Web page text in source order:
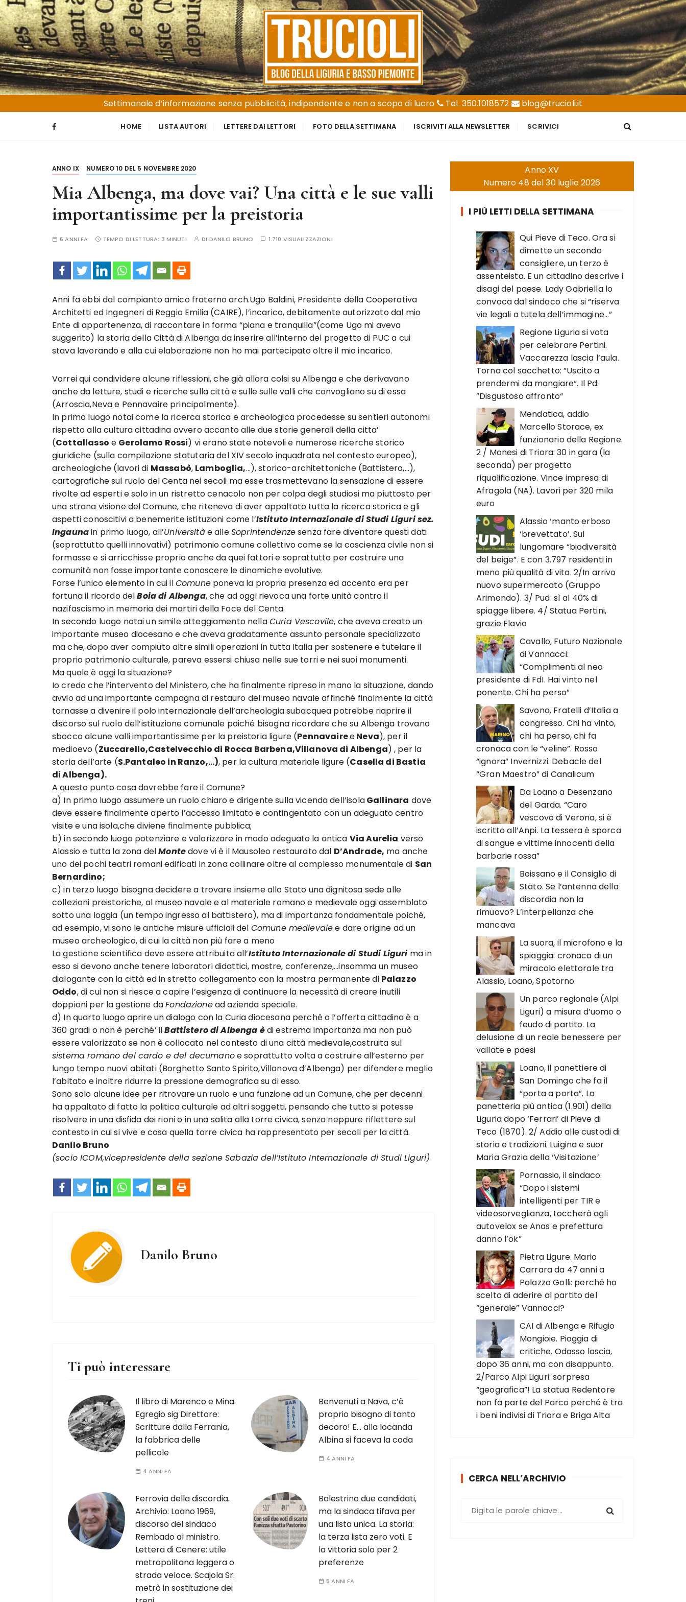
S
a
l
t
a
a
l
c
Trucioli
Liguria e Basso Piemonte
Settimanale d’informazione senza pubblicità, indipendente e non a scopo di lucro
Tel. 350.1018572 blog@trucioli.it
HOME LISTA AUTORI LETTERE DAI LETTORI FOTO DELLA SETTIMANA ISCRIVITI ALLA NEWSLETTER SCRIVICI
ANNO IX NUMERO 10 DEL 5 NOVEMBRE 2020
Mia Albenga, ma dove vai? Una città e le sue valli
importantissime per la preistoria
6 ANNI FA TEMPO DI LETTURA: 3 MINUTI DI DANILO BRUNO 1.710 VISUALIZZAZIONI
Anni fa ebbi dal compianto amico fraterno arch.Ugo Baldini, Presidente della Cooperativa
Architetti ed Ingegneri di Reggio Emilia (CAIRE), l’incarico, debitamente autorizzato dal mio
Ente di appartenenza, di raccontare in forma “piana e tranquilla”(come Ugo mi aveva
suggerito) la storia della Città di Albenga da inserire all’interno del progetto di PUC a cui
stava lavorando e alla cui elaborazione non ho mai partecipato oltre il mio incarico.
Vorrei qui condividere alcune riflessioni, che già allora colsi su Albenga e che derivavano
anche da letture, studi e ricerche sulla città e sulle sulle valli che convogliano su di essa
(Arroscia,Neva e Pennavaire principalmente).
In primo luogo notai come la ricerca storica e archeologica procedesse su sentieri autonomi
rispetto alla cultura cittadina ovvero accanto alle due storie generali della citta’
(Cottallasso e Gerolamo Rossi) vi erano state notevoli e numerose ricerche storico
giuridiche (sulla compilazione statutaria del XIV secolo inquadrata nel contesto europeo),
archeologiche (lavori di Massabò, Lamboglia,…), storico-architettoniche (Battistero,…),
cartografiche sul ruolo del Centa nei secoli ma esse trasmettevano la sensazione di essere
rivolte ad esperti e solo in un ristretto cenacolo non per colpa degli studiosi ma piuttosto per
una strana visione del Comune, che riteneva di aver appaltato tutta la ricerca storica e gli
aspetti conoscitivi a benemerite istituzioni come l’Istituto Internazionale di Studi Liguri sez.
Ingaunain primo luogo, all’Universitàe alleSoprintendenzesenza fare diventare questi dati
(soprattutto quelli innovativi) patrimonio comune collettivo come se la coscienza civile non si
formasse e si arricchisse proprio anche da quei fattori e soprattutto per costruire una
comunità non fosse importante conoscere le dinamiche evolutive.
Forse l’unico elemento in cui ilComuneponeva la propria presenza ed accento era per
fortuna il ricordo delBoia di Albenga, che ad oggi rievoca una forte unità contro il
nazifascismo in memoria dei martiri della Foce del Centa.
In secondo luogo notai un simile atteggiamento nellaCuria Vescovile, che aveva creato un
importante museo diocesano e che aveva gradatamente assunto personale specializzato
ma che, dopo aver compiuto altre simili operazioni in tutta Italia per sostenere e tutelare il
proprio patrimonio culturale, pareva essersi chiusa nelle sue torri e nei suoi monumenti.
Ma quale è oggi la situazione?
Io credo che l’intervento del Ministero, che ha finalmente ripreso in mano la situazione, dando
avvio ad una importante campagna di restauro del museo navale affinché finalmente la città
tornasse a divenire il polo internazionale dell’archeologia subacquea potrebbe riaprire il
discorso sul ruolo dell’istituzione comunale poiché bisogna ricordare che su Albenga trovano
sbocco alcune valli importantissime per la preistoria ligure (PennavaireeNeva), per il
medioevo (Zuccarello,Castelvecchio di Rocca Barbena,Villanova di Albenga) , per la
storia dell’arte (S.Pantaleo in Ranzo,…), per la cultura materiale ligure (Casella di Bastia
di Albenga).
A questo punto cosa dovrebbe fare il Comune?
a) In primo luogo assumere un ruolo chiaro e dirigente sulla vicenda dell’isolaGallinara dove
deve essere finalmente aperto l’accesso limitato e contingentato con un adeguato centro
visite e una isola,che diviene finalmente pubblica;
b) in secondo luogo potenziare e valorizzare in modo adeguato la antica Via Aurelia verso
Alassio e tutta la zona delMontedove vi è il Mausoleo restaurato dal D’Andrade, ma anche
uno dei pochi teatri romani edificati in zona collinare oltre al complesso monumentale di San
Bernardino;
c) in terzo luogo bisogna decidere a trovare insieme allo Stato una dignitosa sede alle
collezioni preistoriche, al museo navale e al materiale romano e medievale oggi assemblato
sotto una loggia (un tempo ingresso al battistero), ma di importanza fondamentale poiché,
ad esempio, vi sono le antiche misure ufficiali del Comune medievalee dare origine ad un
museo archeologico, di cui la città non più fare a meno
La gestione scientifica deve essere attribuita all’Istituto Internazionale di Studi Ligurima in
esso si devono anche tenere laboratori didattici, mostre, conferenze,…insomma un museo
dialogante con la città ed in stretto collegamento con la mostra permanente di Palazzo
Oddo, di cui non si riesce a capire l’esigenza di continuare la necessità di creare inutili
doppioni per la gestione daFondazionead azienda speciale.
d) In quarto luogo aprire un dialogo con la Curia diocesana perché o l’offerta cittadina è a
360 gradi o non è perché’ ilBattistero di Albenga èdi estrema importanza ma non può
essere valorizzato se non è collocato nel contesto di una città medievale,costruita sul
sistema romano del cardo e del decumanoe soprattutto volta a costruire all’esterno per
lungo tempo nuovi abitati (Borghetto Santo Spirito,Villanova d’Albenga) per difendere meglio
l’abitato e inoltre ridurre la pressione demografica su di esso.
Sono solo alcune idee per ritrovare un ruolo e una funzione ad un Comune, che per decenni
ha appaltato di fatto la politica culturale ad altri soggetti, pensando che tutto si potesse
risolvere in una disfida dei rioni o in una salita alla torre civica, senza neppure riflettere sul
contesto in cui si vive e cosa quella torre civica ha rappresentato per secoli per la città.
Danilo Bruno
(socio ICOM,vicepresidente della sezione Sabazia dell’Istituto Internazionale di Studi Liguri)
Danilo Bruno
Ti può interessare
Il libro di Marenco e Mina.
Egregio sig Direttore:
Scritture dalla Ferrania,
la fabbrica delle
pellicole
4 ANNI FA
Benvenuti a Nava, c’è
proprio bisogno di tanto
decoro! E… alla locanda
Albina si faceva la coda
4 ANNI FA
Ferrovia della discordia.
Archivio: Loano 1969,
discorso del sindaco
Rembado al ministro.
Lettera di Cenere: utile
metropolitana leggera o
strada veloce. Scajola Sr:
metrò in sostituzione dei
Balestrino due candidati,
ma la sindaca tifava per
una lista unica. La storia:
la terza lista zero voti. E
la vittoria solo per 2
preferenze
5 ANNI FA
Anno XV
Numero 48 del 30 luglio 2026
I PIÙ LETTI DELLA SETTIMANA
Qui Pieve di Teco. Ora si
dimette un secondo
consigliere, un terzo è
assenteista. E un cittadino descrive i
disagi del paese. Lady Gabriella lo
convoca dal sindaco che si “riserva
vie legali a tutela dell’immagine…”
Regione Liguria si vota
per celebrare Pertini.
Vaccarezza lascia l’aula.
Torna col sacchetto: ”Uscito a
prendermi da mangiare“. Il Pd:
”Disgustoso affronto“
Mendatica, addio
Marcello Storace, ex
funzionario della Regione.
2 / Monesi di Triora: 30 in gara (la
seconda) per progetto
riqualificazione. Vince impresa di
Afragola (NA). Lavori per 320 mila
euro
Alassio ‘manto erboso
‘brevettato’. Sul
lungomare “biodiversità
del beige”. E con 3.797 residenti in
meno più qualità di vita. 2/In arrivo
nuovo supermercato (Gruppo
Arimondo). 3/ Pud: sì al 40% di
spiagge libere. 4/ Statua Pertini,
grazie Flavio
Cavallo, Futuro Nazionale
di Vannacci:
“Complimenti al neo
presidente di FdI. Hai vinto nel
ponente. Chi ha perso”
Savona, Fratelli d’Italia a
congresso. Chi ha vinto,
chi ha perso, chi fa
cronaca con le “veline”. Rosso
“ignora” Invernizzi. Debacle del
“Gran Maestro” di Canalicum
Da Loano a Desenzano
del Garda. “Caro
vescovo di Verona, si è
iscritto all’Anpi. La tessera è sporca
di sangue e vittime innocenti della
barbarie rossa”
Boissano e il Consiglio di
Stato. Se l’antenna della
discordia non la
rimuovo? L’interpellanza che
mancava
La suora, il microfono e la
spiaggia: cronaca di un
miracolo elettorale tra
Alassio, Loano, Spotorno
Un parco regionale (Alpi
Liguri) a misura d’uomo o
feudo di partito. La
delusione di un reale benessere per
vallate e paesi
Loano, il panettiere di
San Domingo che fa il
“porta a porta”. La
panetteria più antica (1.901) della
Liguria dopo ‘Ferrari’ di Pieve di
Teco (1870). 2/ Addio alle custodi di
storia e tradizioni. Luigina e suor
Maria Grazia della ‘Visitazione’
Pornassio, il sindaco:
“Dopo i sistemi
intelligenti per TIR e
videosorveglianza, toccherà agli
autovelox se Anas e prefettura
danno l’ok”
Pietra Ligure. Mario
Carrara da 47 anni a
Palazzo Golli: perché ho
scelto di aderire al partito del
“generale” Vannacci?
CAI di Albenga e Rifugio
Mongioie. Pioggia di
critiche. Odasso lascia,
dopo 36 anni, ma con disappunto.
2/Parco Alpi Liguri: sorpresa
“geografica”! La statua Redentore
non fa parte del Parco perché è tra
i beni indivisi di Triora e Briga Alta
CERCA NELL’ARCHIVIO